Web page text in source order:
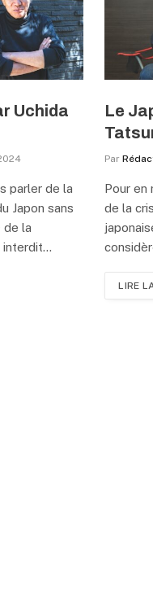
Uchida
parler de la
Japon sans
de la
interdit…
Le
Par
Pour en
de la
LIRE